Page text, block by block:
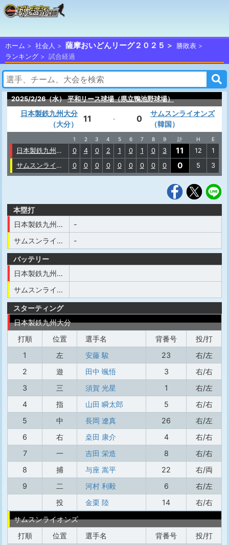
ホーム 社会人 薩摩おいどんリーグ２０２５
勝敗表
ランキング
試合経過
2025/2/26（水） 平和リース球場（県立鴨池野球場）
日本製鉄九州大分
（大分）
11 - 0
サムスンライオンズ
（韓国）
1 2 3 4 5 6 7 8 9 計 H E
日本製鉄九州大分 0 4 0 2 1 0 1 0 3 11 12
1
サムスンライオンズ
0 0 0 0 0 0 0 0 0 0 5 3
本塁打
日本製鉄九州大分
-
サムスンライオンズ
-
バッテリー
日本製鉄九州大分
サムスンライオンズ
スターティング
日本製鉄九州大分
打順
位置 選手名 背番号
投/打
1
左 安藤 駿 23
右/左
2
遊 田中 颯悟 3
右/右
3
三 須賀 光星 1
右/左
4
指 山田 瞬太郎 5
右/右
5
中 長岡 遼真 26
右/左
6
右 桒田 康介 4
右/右
7
一 吉田 栄造 8
右/右
8
捕 与座 嵩平 22
右/両
9
二 河村 利毅 6
右/左
投
金栗 陸 14
右/右
サムスンライオンズ
打順
位置 選手名 背番号
投/打